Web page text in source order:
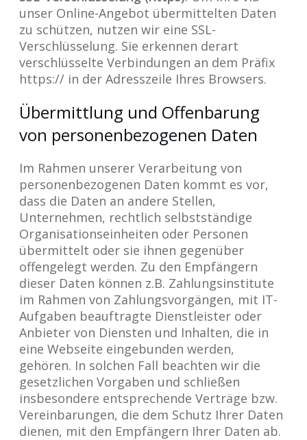
unser Online-Angebot übermittelten Daten
zu schützen, nutzen wir eine SSL-
Verschlüsselung. Sie erkennen derart
verschlüsselte Verbindungen an dem Präfix
https:// in der Adresszeile Ihres Browsers.
Übermittlung und Offenbarung
von personenbezogenen Daten
Im Rahmen unserer Verarbeitung von
personenbezogenen Daten kommt es vor,
dass die Daten an andere Stellen,
Unternehmen, rechtlich selbstständige
Organisationseinheiten oder Personen
übermittelt oder sie ihnen gegenüber
offengelegt werden. Zu den Empfängern
dieser Daten können z.B. Zahlungsinstitute
im Rahmen von Zahlungsvorgängen, mit IT-
Aufgaben beauftragte Dienstleister oder
Anbieter von Diensten und Inhalten, die in
eine Webseite eingebunden werden,
gehören. In solchen Fall beachten wir die
gesetzlichen Vorgaben und schließen
insbesondere entsprechende Verträge bzw.
Vereinbarungen, die dem Schutz Ihrer Daten
dienen, mit den Empfängern Ihrer Daten ab.